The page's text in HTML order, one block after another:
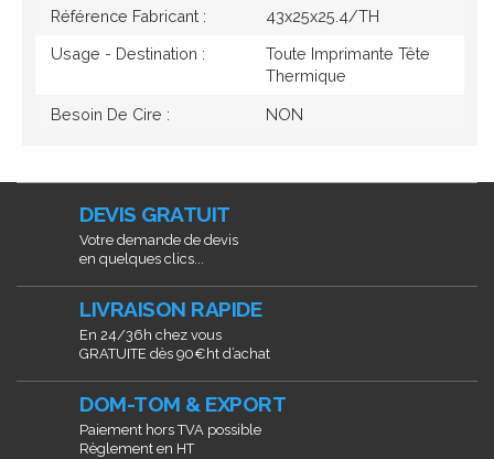
Référence Fabricant : 43x25x25.4/TH
Usage - Destination :
Toute Imprimante Tête
Thermique
Besoin De Cire : NON
DEVIS GRATUIT
Votre demande de devis
en quelques clics...
LIVRAISON RAPIDE
En 24/36h chez vous
GRATUITE dès 90€ht d’achat
DOM-TOM & EXPORT
Paiement hors TVA possible
Règlement en HT